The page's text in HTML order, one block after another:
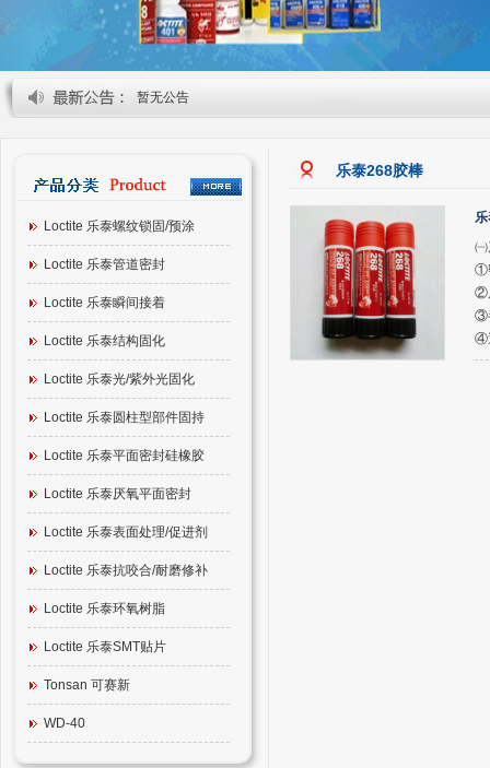
暂无公告
Loctite 乐泰螺纹锁固/预涂
Loctite 乐泰管道密封
Loctite 乐泰瞬间接着
Loctite 乐泰结构固化
Loctite 乐泰光/紫外光固化
Loctite 乐泰圆柱型部件固持
Loctite 乐泰平面密封硅橡胶
Loctite 乐泰厌氧平面密封
Loctite 乐泰表面处理/促进剂
Loctite 乐泰抗咬合/耐磨修补
Loctite 乐泰环氧树脂
Loctite 乐泰SMT贴片
Tonsan 可赛新
WD-40
乐泰268胶棒
①
②
③
④